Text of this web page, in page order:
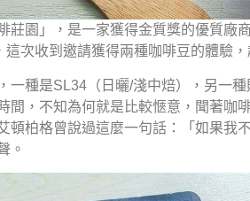
莊園」，是一家獲得金質獎的優質廠
次收到邀請獲得兩種咖啡豆的體驗，
一種是SL34（日曬/淺中焙），另一
間，不知為何就是比較愜意，聞著咖
頓柏格曾說過這麼一句話：「如果我
。